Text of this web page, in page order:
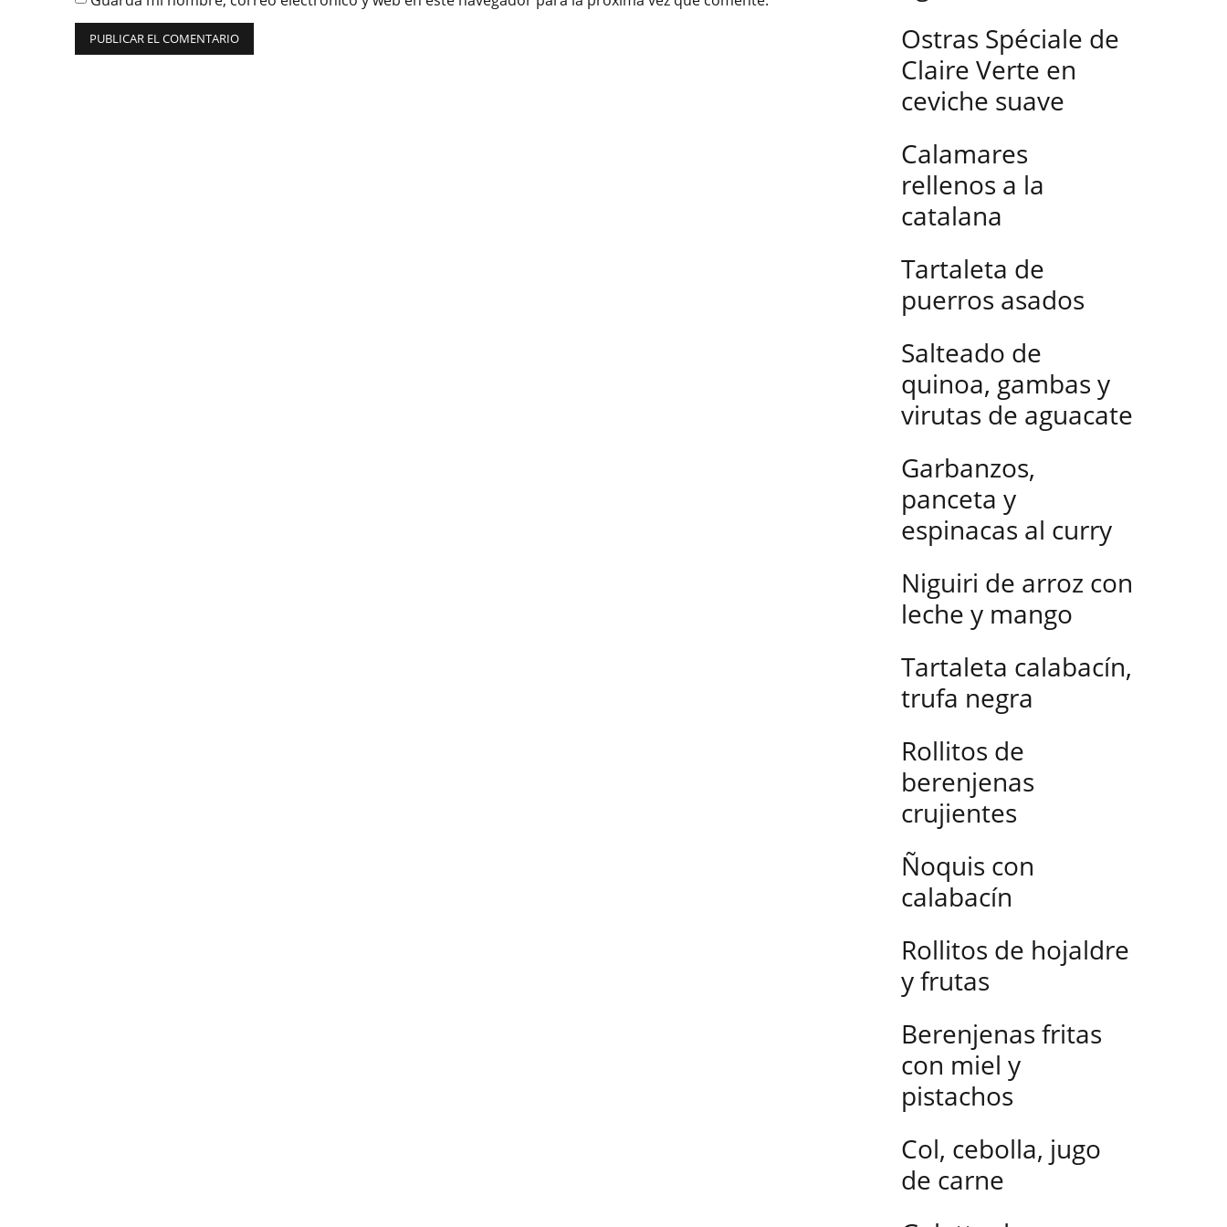
Ostras Spéciale de
Claire Verte en
ceviche suave
Calamares
rellenos a la
catalana
Tartaleta de
puerros asados
Salteado de
quinoa, gambas y
virutas de aguacate
Garbanzos,
panceta y
espinacas al curry
Niguiri de arroz con
leche y mango
Tartaleta calabacín,
trufa negra
Rollitos de
berenjenas
crujientes
Ñoquis con
calabacín
Rollitos de hojaldre
y frutas
Berenjenas fritas
con miel y
pistachos
Col, cebolla, jugo
de carne